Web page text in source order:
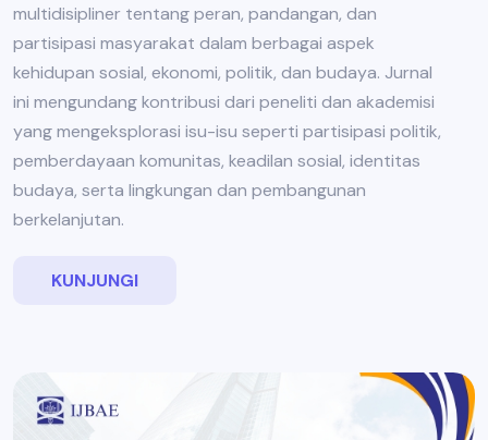
multidisipliner tentang peran, pandangan, dan
partisipasi masyarakat dalam berbagai aspek
kehidupan sosial, ekonomi, politik, dan budaya. Jurnal
ini mengundang kontribusi dari peneliti dan akademisi
yang mengeksplorasi isu-isu seperti partisipasi politik,
pemberdayaan komunitas, keadilan sosial, identitas
budaya, serta lingkungan dan pembangunan
berkelanjutan.
KUNJUNGI